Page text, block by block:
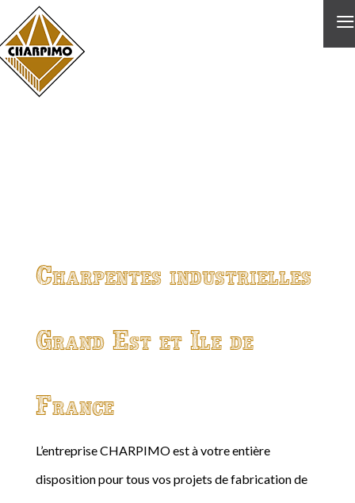
≡
Charpentes industrielles
Grand Est et Ile de
France
L’entreprise CHARPIMO est à votre entière
disposition pour tous vos projets de fabrication de